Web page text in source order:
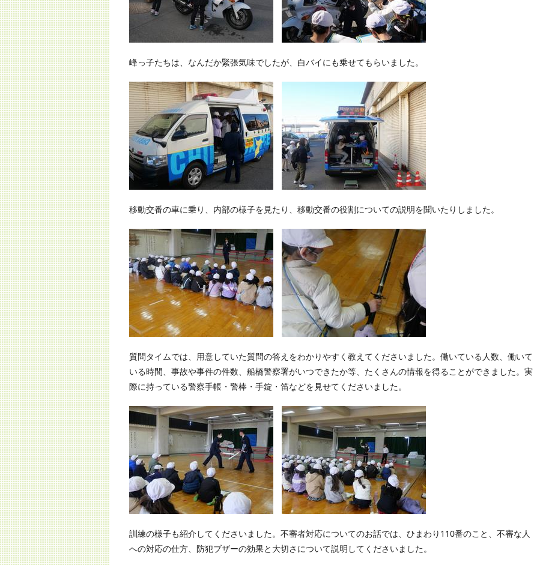
峰っ子たちは、なんだか緊張気味でしたが、白バイにも乗せてもらいました。
移動交番の車に乗り、内部の様子を見たり、移動交番の役割についての説明を聞いたりしました。
質問タイムでは、用意していた質問の答えをわかりやすく教えてくださいました。働いている人数、働いて
いる時間、事故や事件の件数、船橋警察署がいつできたか等、たくさんの情報を得ることができました。実
際に持っている警察手帳・警棒・手錠・笛などを見せてくださいました。
訓練の様子も紹介してくださいました。不審者対応についてのお話では、ひまわり110番のこと、不審な人
への対応の仕方、防犯ブザーの効果と大切さについて説明してくださいました。